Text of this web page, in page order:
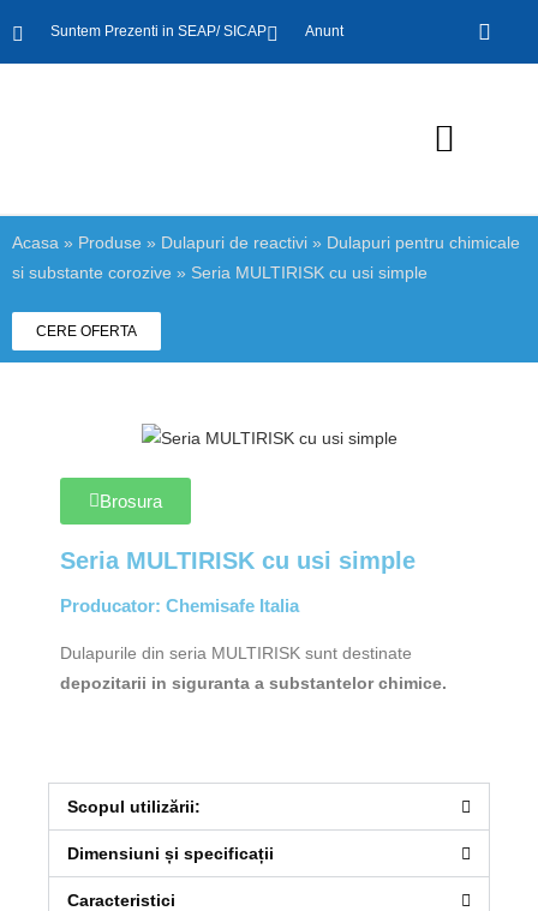
Suntem Prezenti in SEAP/ SICAP Anunt
Acasa » Produse » Dulapuri de reactivi » Dulapuri pentru chimicale
si substante corozive » Seria MULTIRISK cu usi simple
CERE OFERTA
Brosura
Seria MULTIRISK cu usi simple
Producator: Chemisafe Italia
Dulapurile din seria MULTIRISK sunt destinate
depozitarii in siguranta a substantelor chimice.
Scopul utilizării:
Dimensiuni și specificații
Caracteristici